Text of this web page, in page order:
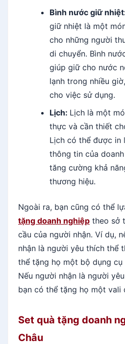
Bình nước giữ
giữ nhiệt là một
cho những người
di chuyển. Bình
giúp giữ cho nước
lạnh trong nhiều
cho việc sử dụng.
Lịch: Lịch là một
thực và cần thiết
Lịch có thể được in
thông tin của
tăng cường khả
thương hiệu.
Ngoài ra, bạn cũng có thể
tặng doanh nghiệp theo sở
cầu của người nhận. Ví dụ,
nhận là người yêu thích thể
thể tặng họ một bộ dụng cụ
Nếu người nhận là người
bạn có thể tặng họ một vali
Set quà tặng doanh
Châu